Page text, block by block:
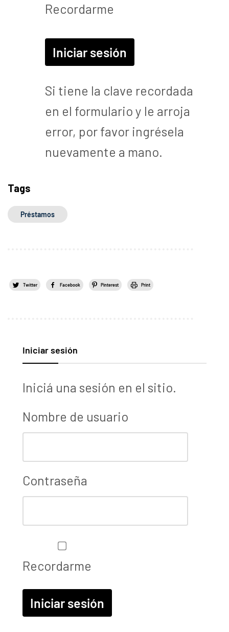
Recordarme
Si tiene la clave recordada
en el formulario y le arroja
error, por favor ingrésela
nuevamente a mano.
Tags
Préstamos
Twitter Facebook Pinterest Print
Iniciar sesión
Iniciá una sesión en el sitio.
Nombre de usuario
Contraseña
Recordarme